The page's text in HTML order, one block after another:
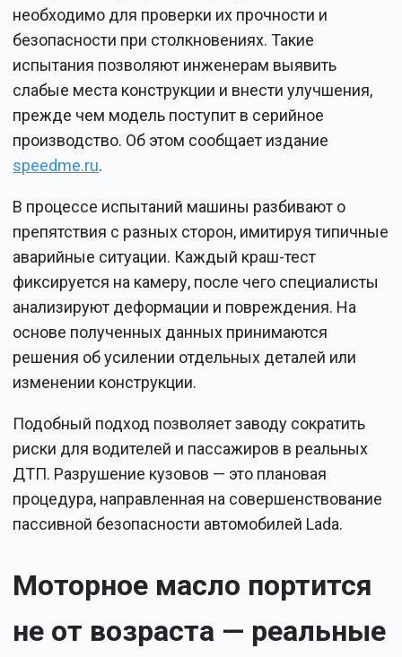
необходимо для проверки их прочности и
безопасности при столкновениях. Такие
испытания позволяют инженерам выявить
слабые места конструкции и внести улучшения,
прежде чем модель поступит в серийное
производство. Об этом сообщает издание
speedme.ru.
В процессе испытаний машины разбивают о
препятствия с разных сторон, имитируя типичные
аварийные ситуации. Каждый краш-тест
фиксируется на камеру, после чего специалисты
анализируют деформации и повреждения. На
основе полученных данных принимаются
решения об усилении отдельных деталей или
изменении конструкции.
Подобный подход позволяет заводу сократить
риски для водителей и пассажиров в реальных
ДТП. Разрушение кузовов — это плановая
процедура, направленная на совершенствование
пассивной безопасности автомобилей Lada.
Моторное масло портится
не от возраста — реальные